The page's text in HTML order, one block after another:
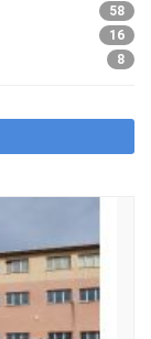
58
16
8